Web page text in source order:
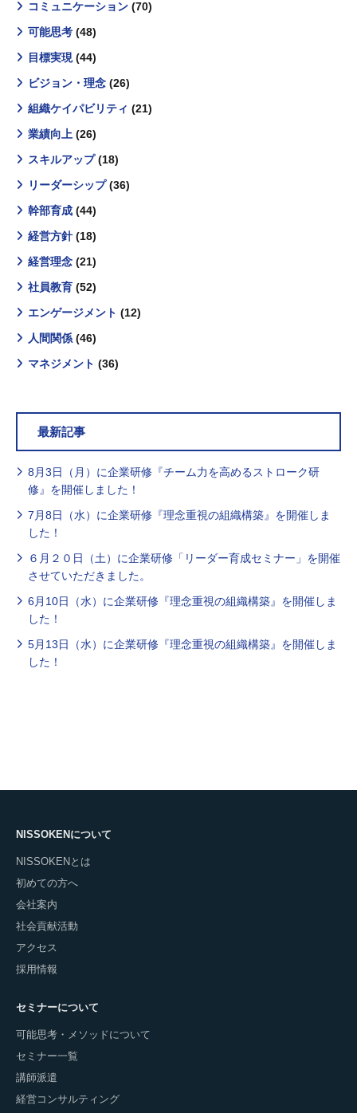
コミュニケーション (70)
可能思考 (48)
目標実現(44)
ビジョン・理念 (26)
組織ケイパビリティ (21)
業績向上 (26)
スキルアップ(18)
リーダーシップ(36)
幹部育成 (44)
経営方針(18)
経営理念 (21)
社員教育 (52)
エンゲージメント (12)
人間関係 (46)
マネジメント (36)
最新記事
8月3日（月）に企業研修『チーム力を高めるストローク研
修』を開催しました！
7月8日（水）に企業研修『理念重視の組織構築』を開催しま
した！
６月２０日（土）に企業研修「リーダー育成セミナー」を開催
させていただきました。
6月10日（水）に企業研修『理念重視の組織構築』を開催しま
した！
5月13日（水）に企業研修『理念重視の組織構築』を開催しま
した！
NISSOKENについて
NISSOKENとは
初めての方へ
会社案内
社会貢献活動
アクセス
採用情報
セミナーについて
可能思考・メソッドについて
セミナー一覧
講師派遣
経営コンサルティング